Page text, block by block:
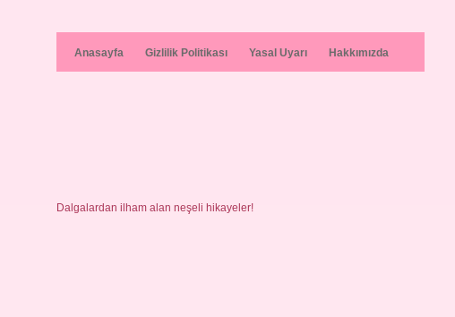
Anasayfa Gizlilik Politikası Yasal Uyarı Hakkımızda
Dalgalardan ilham alan neşeli hikayeler!